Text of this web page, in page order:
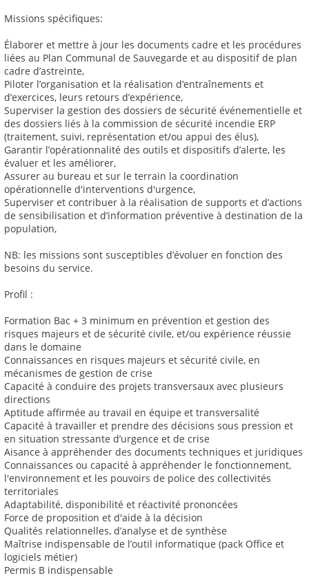
Missions spécifiques:
Élaborer et mettre à jour les documents cadre et les procédures
liées au Plan Communal de Sauvegarde et au dispositif de plan
cadre d’astreinte,
Piloter l’organisation et la réalisation d’entraînements et
d’exercices, leurs retours d’expérience,
Superviser la gestion des dossiers de sécurité événementielle et
des dossiers liés à la commission de sécurité incendie ERP
(traitement, suivi, représentation et/ou appui des élus),
Garantir l’opérationnalité des outils et dispositifs d’alerte, les
évaluer et les améliorer,
Assurer au bureau et sur le terrain la coordination
opérationnelle d'interventions d'urgence,
Superviser et contribuer à la réalisation de supports et d’actions
de sensibilisation et d’information préventive à destination de la
population,
NB: les missions sont susceptibles d’évoluer en fonction des
besoins du service.
Profil :
Formation Bac + 3 minimum en prévention et gestion des
risques majeurs et de sécurité civile, et/ou expérience réussie
dans le domaine
Connaissances en risques majeurs et sécurité civile, en
mécanismes de gestion de crise
Capacité à conduire des projets transversaux avec plusieurs
directions
Aptitude affirmée au travail en équipe et transversalité
Capacité à travailler et prendre des décisions sous pression et
en situation stressante d’urgence et de crise
Aisance à appréhender des documents techniques et juridiques
Connaissances ou capacité à appréhender le fonctionnement,
l'environnement et les pouvoirs de police des collectivités
territoriales
Adaptabilité, disponibilité et réactivité prononcées
Force de proposition et d'aide à la décision
Qualités relationnelles, d’analyse et de synthèse
Maîtrise indispensable de l’outil informatique (pack Office et
logiciels métier)
Permis B indispensable